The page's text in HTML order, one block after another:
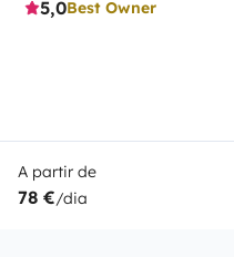
5,0Best Owner
A partir de
78 €/dia